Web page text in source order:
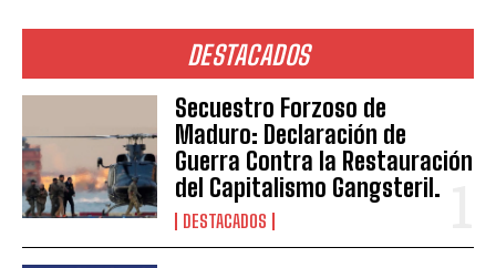
DESTACADOS
Secuestro Forzoso de
Maduro: Declaración de
Guerra Contra la Restauración
del Capitalismo Gangsteril.
DESTACADOS